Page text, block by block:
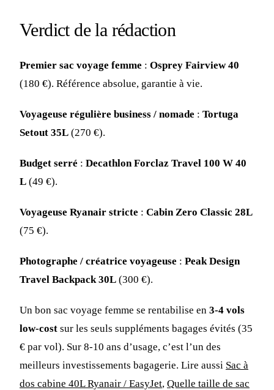
Verdict de la rédaction
Premier sac voyage femme : Osprey Fairview 40
(180 €). Référence absolue, garantie à vie.
Voyageuse régulière business / nomade : Tortuga
Setout 35L (270 €).
Budget serré : Decathlon Forclaz Travel 100 W 40
L (49 €).
Voyageuse Ryanair stricte : Cabin Zero Classic 28L
(75 €).
Photographe / créatrice voyageuse : Peak Design
Travel Backpack 30L (300 €).
Un bon sac voyage femme se rentabilise en 3-4 vols
low-cost sur les seuls suppléments bagages évités (35
€ par vol). Sur 8-10 ans d’usage, c’est l’un des
meilleurs investissements bagagerie. Lire aussi Sac à
dos cabine 40L Ryanair / EasyJet, Quelle taille de sac